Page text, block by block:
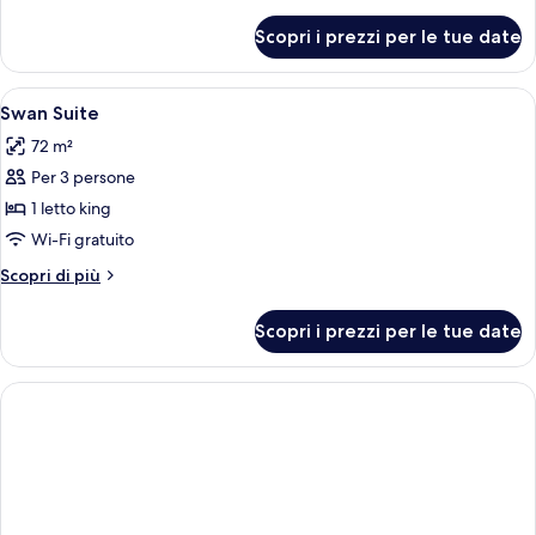
Suite
Scopri i prezzi per le tue date
Apri
tutte
le
foto
per
Swan
Suite
Swan Suite | Biancheria da letto di
8
Swan Suite
72 m²
Per 3 persone
1 letto king
Wi-Fi gratuito
Scopri di più
Altri
Suite
Scopri i prezzi per le tue date